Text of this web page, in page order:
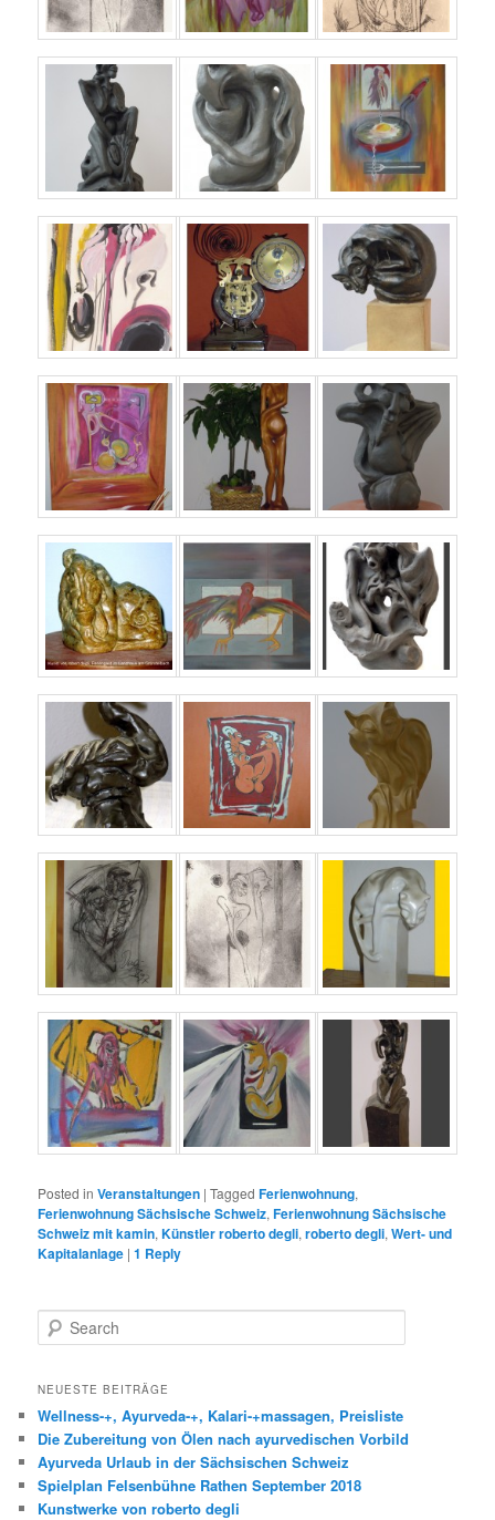
Posted in Veranstaltungen |Tagged Ferienwohnung,
Ferienwohnung Sächsische Schweiz,Ferienwohnung Sächsische
Schweiz mit kamin,Künstler roberto degli,roberto degli,Wert- und
Kapitalanlage |1 Reply
Search
NEUESTE BEITRÄGE
Wellness-+, Ayurveda-+, Kalari-+massagen, Preisliste
Die Zubereitung von Ölen nach ayurvedischen Vorbild
Ayurveda Urlaub in der Sächsischen Schweiz
Spielplan Felsenbühne Rathen September 2018
Kunstwerke von roberto degli